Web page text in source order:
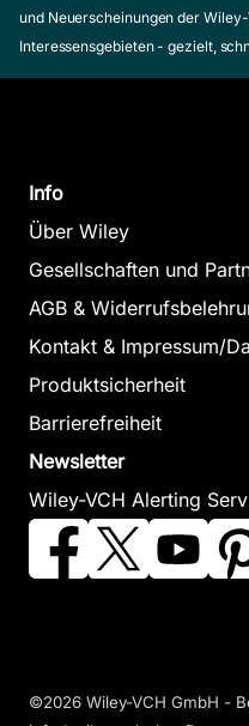
und Neuerscheinungen der
Interessensgebieten - gezielt,
Info
Über Wiley
Gesellschaften und
AGB &
Kontakt & Impressum/
Produktsicherheit
Barrierefreiheit
Newsletter
Wiley-VCH Alerting
©2026 Wiley-VCH GmbH -